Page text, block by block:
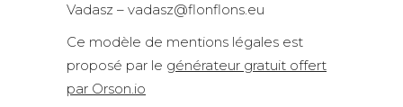
Vadasz – vadasz@flonflons.eu
Ce modèle de mentions légales est
proposé par le générateur gratuit offert
par Orson.io